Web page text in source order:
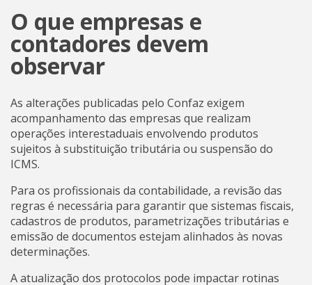
O que empresas e
contadores devem
observar
As alterações publicadas pelo Confaz exigem
acompanhamento das empresas que realizam
operações interestaduais envolvendo produtos
sujeitos à substituição tributária ou suspensão do
ICMS.
Para os profissionais da contabilidade, a revisão das
regras é necessária para garantir que sistemas fiscais,
cadastros de produtos, parametrizações tributárias e
emissão de documentos estejam alinhados às novas
determinações.
A atualização dos protocolos pode impactar rotinas